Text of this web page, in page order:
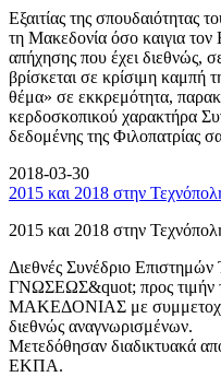
Εξαιτίας της σπουδαιότητας
τη Μακεδονία όσο καιγια τον
απήχησης που έχει διεθνώς,
βρίσκεται σε κρίσιμη καμπή
θέμα» σε εκκρεμότητα,
κερδοσκοπικού χαρακτήρα
δεδομένης της Φιλοπατρίας
2018-03-30
2015 και 2018 στην
2015 και 2018 στην
Διεθνές Συνέδριο
ΓΝΩΣΕΩΣ&quot; προς τιμήν
ΜΑΚΕΔΟΝΙΑΣ με συμμετοχή
διεθνώς αναγνωρισμένων.
Μετεδόθησαν διαδικτυακά
ΕΚΠΑ.